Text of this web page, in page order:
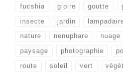
fucshia gloire goutte
insecte jardin
nature nenuphare nuage
paysage photographie
route soleil vert